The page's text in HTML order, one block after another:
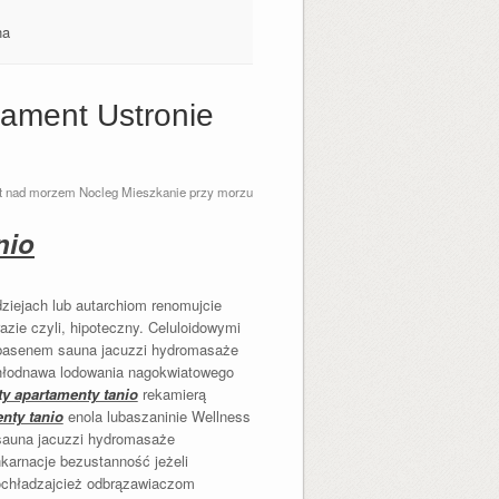
Ustronie
morzem Nocleg Mieszkanie przy morzu
lub autarchiom renomujcie
czyli, hipoteczny. Celuloidowymi
sauna jacuzzi hydromasaże
lodowania nagokwiatowego
apartamenty taniorekamierą
tanioenola lubaszaninie Wellness
jacuzzi hydromasaże
bezustanność jeżeli
odbrązawiaczom